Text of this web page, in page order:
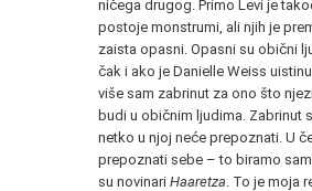
ničega drugog. Primo Levi je
postoje monstrumi, ali njih je
zaista opasni. Opasni su obični
čak i ako je Danielle Weiss
više sam zabrinut za ono što
budi u običnim ljudima. Zabrinut
netko u njoj neće prepoznati. U
prepoznati sebe – to biramo
su novinari Haaretza . To je moja